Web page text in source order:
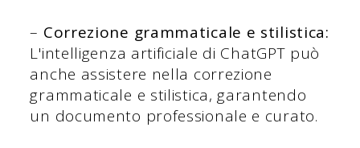
– Correzione grammaticale e stilistica:
L'intelligenza artificiale di ChatGPT può
anche assistere nella correzione
grammaticale e stilistica, garantendo
un documento professionale e curato.